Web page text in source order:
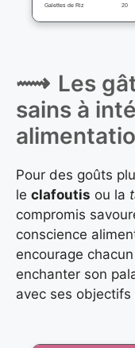
Galettes de Riz 20
Les
sains à
Pour des goûts
le clafoutis ou la
compromis
conscience
encourage
enchanter son
avec ses objectifs